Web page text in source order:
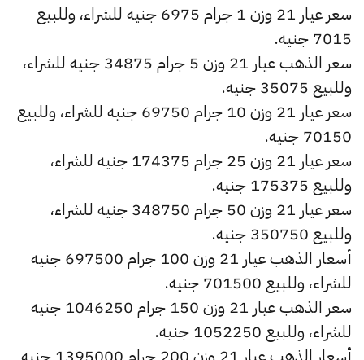
سعر عيار 21 وزن 1 جرام 6975 جنيه للشراء، وللبيع
7015 جنيه.
سعر الذهب عيار 21 وزن 5 جرام 34875 جنيه للشراء،
وللبيع 35075 جنيه.
سعر عيار 21 وزن 10 جرام 69750 جنيه للشراء، وللبيع
70150 جنيه.
سعر عيار 21 وزن 25 جرام 174375 جنيه للشراء،
وللبيع 175375 جنيه.
سعر عيار 21 وزن 50 جرام 348750 جنيه للشراء،
وللبيع 350750 جنيه.
أسعار الذهب عيار 21 وزن 100 جرام 697500 جنيه
للشراء، وللبيع 701500 جنيه.
سعر الذهب عيار 21 وزن 150 جرام 1046250 جنيه
للشراء، وللبيع 1052250 جنيه.